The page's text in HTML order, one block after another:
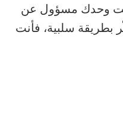
أنت وحدك مسؤول عن
بطريقة سلبية، فأنت